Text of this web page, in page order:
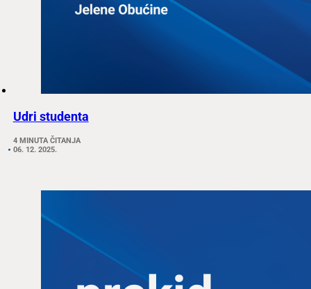
Udri studenta
4 MINUTA ČITANJA
06. 12. 2025.